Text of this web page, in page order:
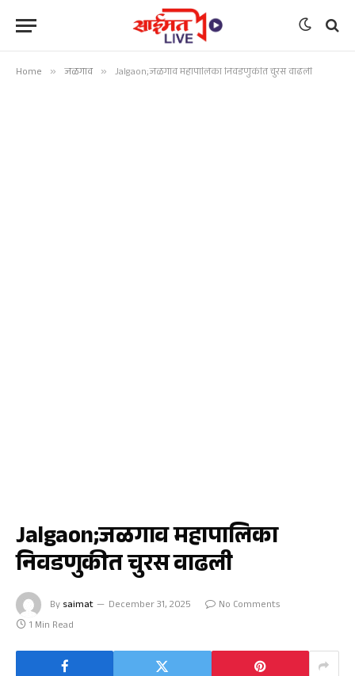
Home » जळगाव » Jalgaon;जळगाव महापालिका निवडणुकीत चुरस वाढली
Jalgaon;जळगाव महापालिका
निवडणुकीत चुरस वाढली
By saimat December 31, 2025
No Comments
1 Min Read